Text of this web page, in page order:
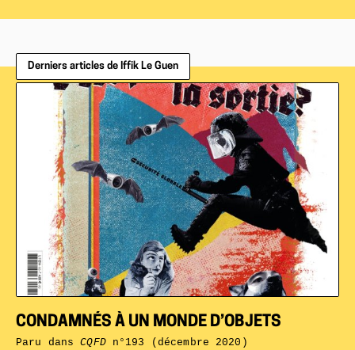
Derniers articles de Iffik Le Guen
CONDAMNÉS À UN MONDE D’OBJETS
Paru dansCQFDn°193 (décembre 2020)